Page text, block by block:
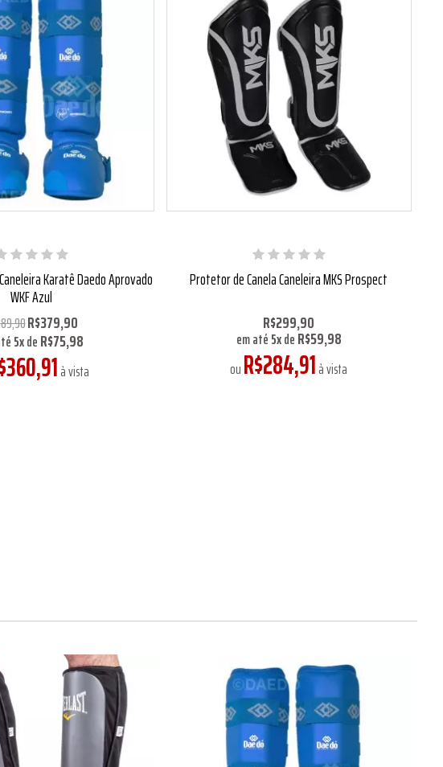
Karatê Daedo Aprovado
WKF Azul
R$379,90
5xdeR$75,98
à vista
Protetor de Canela Caneleira MKS Prospect
R$299,90
em até5xdeR$59,98
ouR$284,91à vista